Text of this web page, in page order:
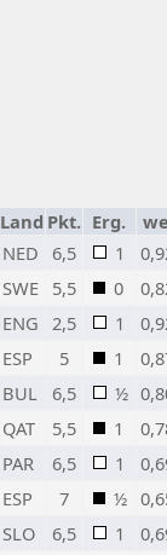
Land Pkt. Erg.
NED 6,5 1
SWE 5,5 0
ENG 2,5 1
ESP 5 1
BUL 6,5 ½
QAT 5,5 1
PAR 6,5 1
ESP 7 ½
SLO 6,5 1